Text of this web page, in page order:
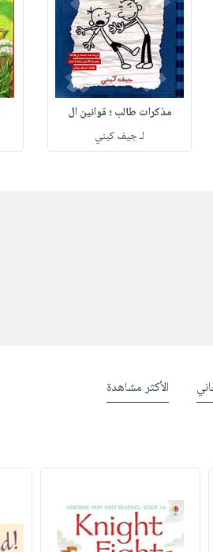
مذكرات طالب ؛ قوانين ال
لـ جيف كيني
الأكثر مشاهدة